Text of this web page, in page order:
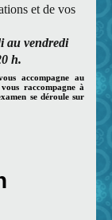
et de vos
au vendredi
h.
accompagne au
raccompagne à
se déroule sur